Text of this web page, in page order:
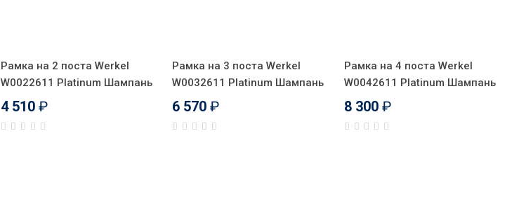
Рамка на 2 поста Werkel
W0022611 Platinum Шампань
4 510 ₽
Рамка на 3 поста Werkel
W0032611 Platinum Шампань
6 570 ₽
Рамка на 4 поста Werkel
W0042611 Platinum Шампань
8 300 ₽